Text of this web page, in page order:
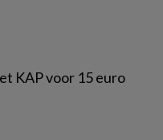
KAP voor 15 euro